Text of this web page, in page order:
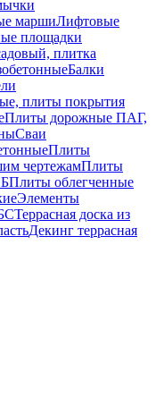
маршиЛифтовые
площадки
плитка
Балки
плиты покрытия
Плиты дорожные ПАГ,
Сваи
Плиты
чертежамПлиты
Плиты облегченные
Элементы
Террасная доска из
Декинг террасная